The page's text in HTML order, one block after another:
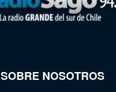
SOBRE NOSOTROS